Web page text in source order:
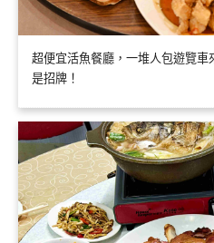
超便宜活魚餐廳，一堆人包遊覽車
是招牌！